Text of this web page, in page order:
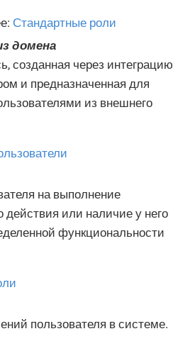
Стандартные роли
домена
созданная через интеграцию
и предназначенная для
из внешнего
на выполнение
действия или наличие у него
функциональности
пользователя в системе.